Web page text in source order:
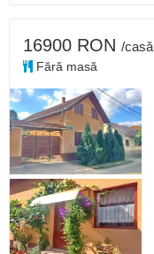
16900 RON /casă
Fără masă